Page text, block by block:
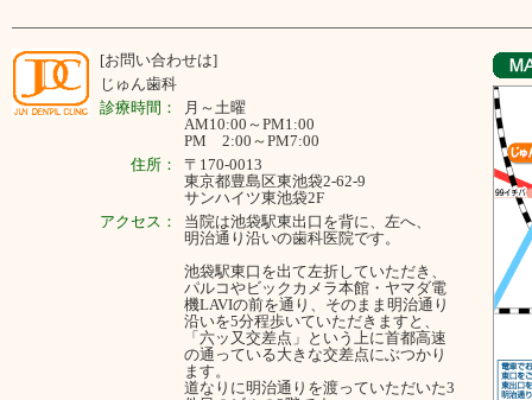
[お問い合わせは]
じゅん歯科
診療時間：
月～ 土曜
AM10:00～PM1:00
PM 2:00～PM7:00
住所：
〒170-0013
東京都豊島区東池袋2-62-9
サンハイツ東池袋2F
アクセス：
当院は池袋駅東出口を背に、左へ、
明治通り沿いの歯科医院です。
池袋駅東口を出て左折していただき、
パルコやビックカメラ本館・ヤマダ電
機LAVIの前を通り、そのまま明治通り
沿いを5分程歩いていただきますと、
「六ッ又交差点」という上に首都高速
の通っている大きな交差点にぶつかり
ます。
道なりに明治通りを渡っていただいた3